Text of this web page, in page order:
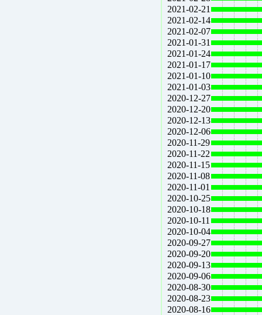
2021-02-21
2021-02-14
2021-02-07
2021-01-31
2021-01-24
2021-01-17
2021-01-10
2021-01-03
2020-12-27
2020-12-20
2020-12-13
2020-12-06
2020-11-29
2020-11-22
2020-11-15
2020-11-08
2020-11-01
2020-10-25
2020-10-18
2020-10-11
2020-10-04
2020-09-27
2020-09-20
2020-09-13
2020-09-06
2020-08-30
2020-08-23
2020-08-16